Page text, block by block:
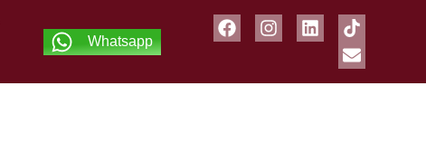
Whatsapp